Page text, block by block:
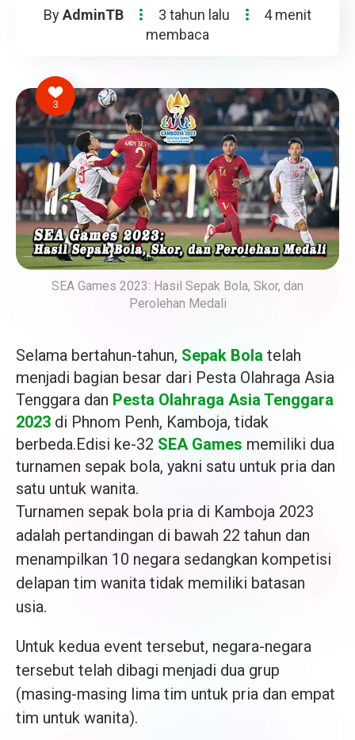
ByAdminTB 3 tahun lalu
4 menit
membaca
3
SEA Games 2023: Hasil Sepak Bola, Skor, dan
Perolehan Medali
Selama bertahun-tahun, Sepak Bola telah
menjadi bagian besar dari Pesta Olahraga Asia
Tenggara dan Pesta Olahraga Asia Tenggara
2023 di Phnom Penh, Kamboja, tidak
berbeda.Edisi ke-32 SEA Games memiliki dua
turnamen sepak bola, yakni satu untuk pria dan
satu untuk wanita.
Turnamen sepak bola pria di Kamboja 2023
adalah pertandingan di bawah 22 tahun dan
menampilkan 10 negara sedangkan kompetisi
delapan tim wanita tidak memiliki batasan
usia.
Untuk kedua event tersebut, negara-negara
tersebut telah dibagi menjadi dua grup
(masing-masing lima tim untuk pria dan empat
tim untuk wanita).